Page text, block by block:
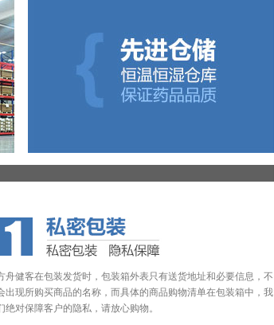
舟健客在包装发货时，包装箱外表只有送货地址和必要信息，不
出现所购买商品的名称，而具体的商品购物清单在包装箱中，我
绝对保障客户的隐私，请放心购物。